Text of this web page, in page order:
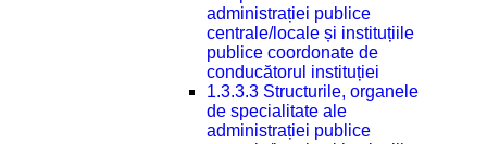
administrației publice
centrale/locale și instituțiile
publice coordonate de
conducătorul instituției
1.3.3.3 Structurile, organele
de specialitate ale
administrației publice